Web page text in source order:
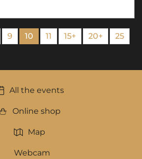
9 10 11 15+ 20+
25
All the events
Online shop
Map
Webcam